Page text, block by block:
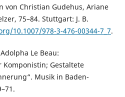
von Christian Gudehus, Ariane
75–84. Stuttgart: J. B.
10.1007/978-3-476-00344-7_7.
Le Beau:
Gestaltete
Musik in Baden-